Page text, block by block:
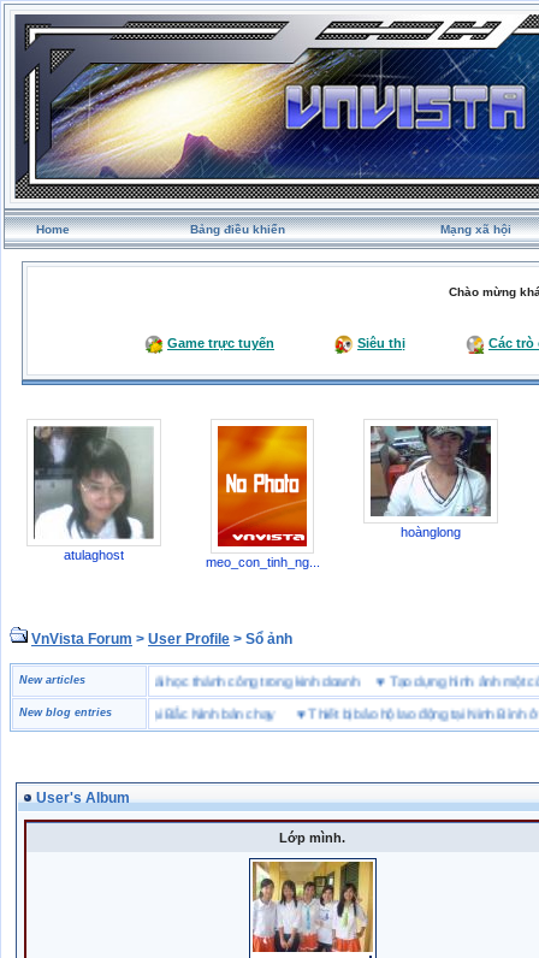
Home Bảng điều khiển Mạng xã hội
Chào mừng
Game trực tuyến Siêu thị Các trò
atulaghost meo_con_tinh_ng...
hoànglong
VnVista Forum > User Profile > Sổ ảnh
New articles
biệt” của Microsoft ♥4 bài học thành công trong kinh doanh ♥Tạo dựng hình ảnh
New blog entries
hiệu giày bảo hộ tại Bắc Ninh bán chạy♥ Thiết bị bảo hộ lao động tại Ninh Bình ở đâu
User's Album
Lớp mình.